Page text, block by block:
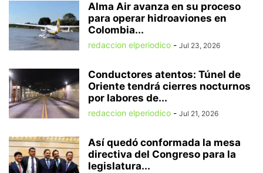
Alma Air avanza en su proceso
para operar hidroaviones en
Colombia...
redaccion elperiodico - Jul 23, 2026
Conductores atentos: Túnel de
Oriente tendrá cierres nocturnos
por labores de...
redaccion elperiodico - Jul 21, 2026
Así quedó conformada la mesa
directiva del Congreso para la
legislatura...